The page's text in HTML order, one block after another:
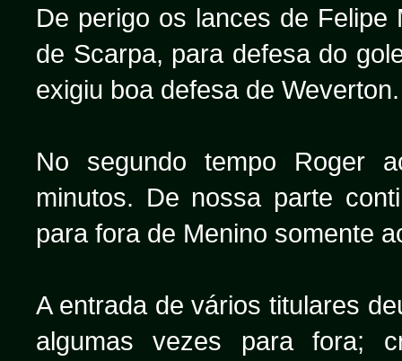
De perigo os lances de
de Scarpa, para defesa do
exigiu boa defesa de Weverton.
No segundo tempo Roger
minutos. De nossa parte
para fora de Menino somente
A entrada de vários titulares
algumas vezes para fora;